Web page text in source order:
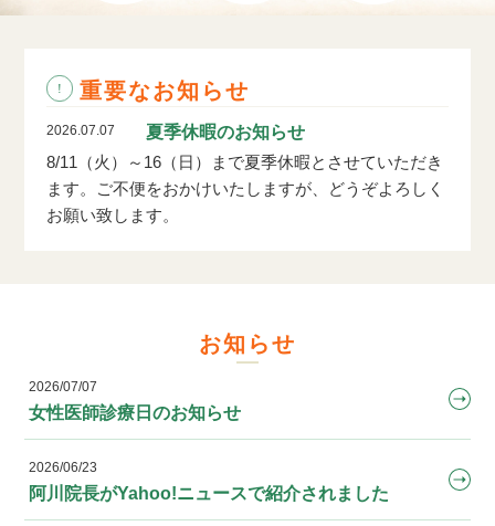
重要なお知らせ
2026.07.07
夏季休暇のお知らせ
8/11（火）～16（日）まで夏季休暇とさせていただき
ます。ご不便をおかけいたしますが、どうぞよろしく
お願い致します。
お知らせ
2026/07/07
女性医師診療日のお知らせ
2026/06/23
阿川院長がYahoo!ニュースで紹介されました